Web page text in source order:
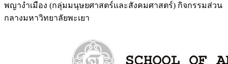
พญางำเมือง (กลุ่มมนุษยศาสตร์และสังคมศาสตร์) กิจกรรมส่วน
กลางมหาวิทยาลัยพะเยา